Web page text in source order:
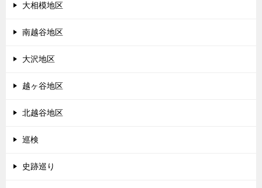
大相模地区
南越谷地区
大沢地区
越ヶ谷地区
北越谷地区
巡検
史跡巡り